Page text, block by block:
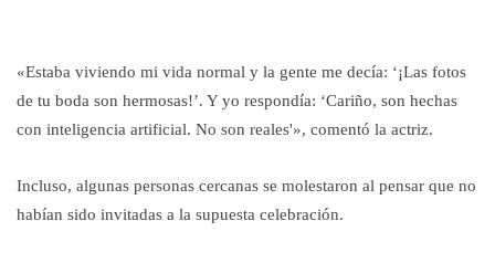
«Estaba viviendo mi vida normal y la gente me decía: ‘¡Las fotos
de tu boda son hermosas!’. Y yo respondía: ‘Cariño, son hechas
con inteligencia artificial. No son reales'», comentó la actriz.
Incluso, algunas personas cercanas se molestaron al pensar que no
habían sido invitadas a la supuesta celebración.